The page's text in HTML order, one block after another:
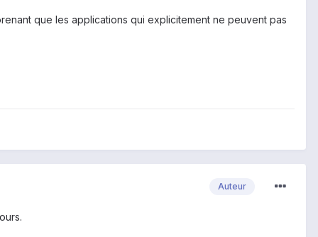
que les applications qui explicitement ne peuvent pas
Auteur